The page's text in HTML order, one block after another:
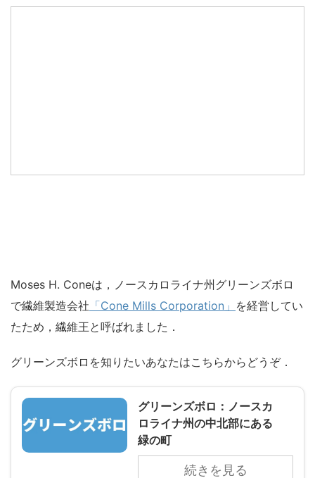
Moses H. Coneは，ノースカロライナ州グリーンズボロ
で繊維製造会社 「Cone Mills Corporation」 を経営してい
たため，繊維王と呼ばれました．
グリーンズボロを知りたいあなたはこちらからどうぞ．
グリーンズボロ：ノースカ
ロライナ州の中北部にある
緑の町
続きを見る